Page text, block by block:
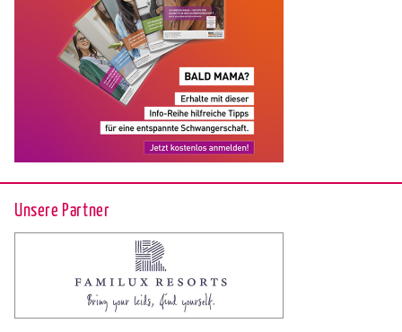
Unsere Partner